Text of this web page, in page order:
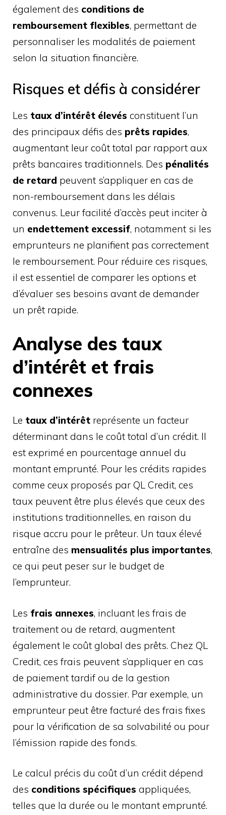
également des conditions de
remboursement flexibles, permettant de
personnaliser les modalités de paiement
selon la situation financière.
Risques et défis à considérer
Les taux d’intérêt élevés constituent l’un
des principaux défis des prêts rapides,
augmentant leur coût total par rapport aux
prêts bancaires traditionnels. Des pénalités
de retard peuvent s’appliquer en cas de
non-remboursement dans les délais
convenus. Leur facilité d’accès peut inciter à
un endettement excessif, notamment si les
emprunteurs ne planifient pas correctement
le remboursement. Pour réduire ces risques,
il est essentiel de comparer les options et
d’évaluer ses besoins avant de demander
un prêt rapide.
Analyse des taux
d’intérêt et frais
connexes
Le taux d’intérêt représente un facteur
déterminant dans le coût total d’un crédit. Il
est exprimé en pourcentage annuel du
montant emprunté. Pour les crédits rapides
comme ceux proposés par QL Credit, ces
taux peuvent être plus élevés que ceux des
institutions traditionnelles, en raison du
risque accru pour le prêteur. Un taux élevé
entraîne des mensualités plus importantes,
ce qui peut peser sur le budget de
l’emprunteur.
Les frais annexes, incluant les frais de
traitement ou de retard, augmentent
également le coût global des prêts. Chez QL
Credit, ces frais peuvent s’appliquer en cas
de paiement tardif ou de la gestion
administrative du dossier. Par exemple, un
emprunteur peut être facturé des frais fixes
pour la vérification de sa solvabilité ou pour
l’émission rapide des fonds.
Le calcul précis du coût d’un crédit dépend
des conditions spécifiques appliquées,
telles que la durée ou le montant emprunté.